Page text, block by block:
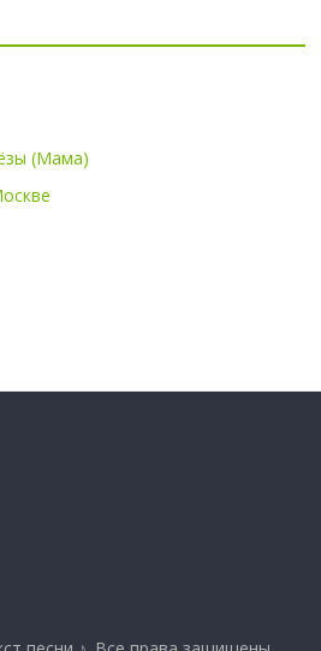
(Мама)